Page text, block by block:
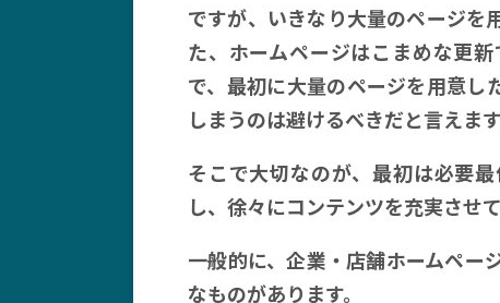
ですが、いきなり大量のページを
た、ホームページはこまめな更
で、最初に大量のページを用意し
しまうのは避けるべきだと言えます
そこで大切なのが、最初は必要
し、徐々にコンテンツを充実させて
一般的に、企業・店舗ホームペー
なものがあります。